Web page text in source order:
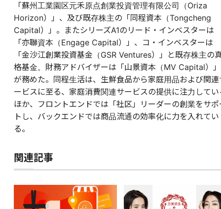
「蘇州工業園区元禾原点創業投資管理有限公司（Oriza
Horizon）」、及び既存株主の「同程資本（Tongcheng
Capital）」。またシリーズA1のリード・インベスターは
「亦聯資本（Engage Capital）」、コ・インベスターは
「金沙江創業投資基金（GSR Ventures）」と既存株主の
格基金。財務アドバイザーは「山景資本（MV Capital）」
が務めた。同程生活は、生鮮食品から家庭用品および関連
ービスに至る、家庭消費関連サービスの提供に注力してい
ほか、フロントエンドでは「社区」リーダーの創業をサポ
トし、バックエンドでは商品流通の効率化に力を入れてい
る。
関連記事